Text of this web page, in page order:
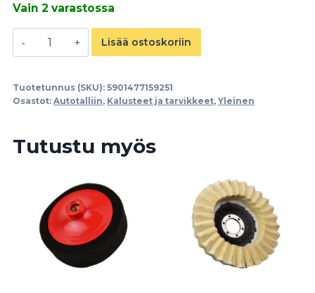
Vain 2 varastossa
Magneettimatto
25x20cm
Lisää ostoskoriin
Tuotetunnus (SKU): 5901477159251
Osastot: Autotalliin, Kalusteet ja tarvikkeet, Yleinen
Tutustu myös